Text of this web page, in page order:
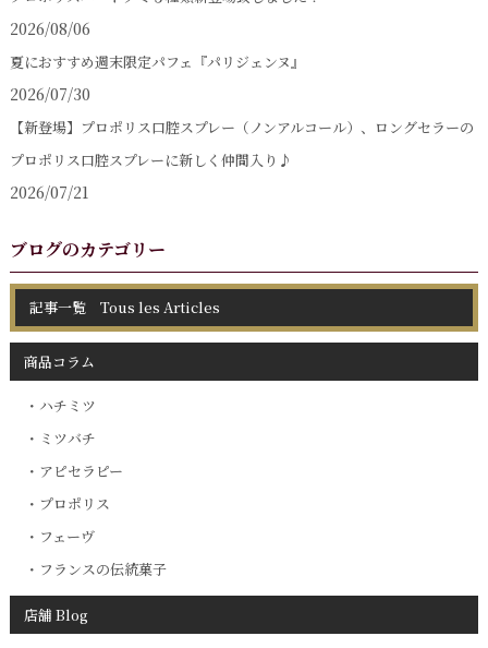
2026/08/06
夏におすすめ週末限定パフェ『パリジェンヌ』
2026/07/30
【新登場】プロポリス口腔スプレー（ノンアルコール）、ロングセラーの
プロポリス口腔スプレーに新しく仲間入り♪
2026/07/21
ブログのカテゴリー
記事一覧 Tous les Articles
商品コラム
ハチミツ
ミツバチ
アピセラピー
プロポリス
フェーヴ
フランスの伝統菓子
店舗 Blog